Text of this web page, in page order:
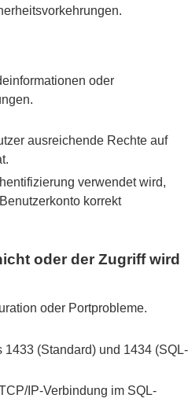
oder
ausreichende Rechte auf
verwendet wird,
korrekt
oder der Zugriff wird
oder Portprobleme.
1433 (Standard) und 1434 (SQL-
IP-Verbindung im SQL-